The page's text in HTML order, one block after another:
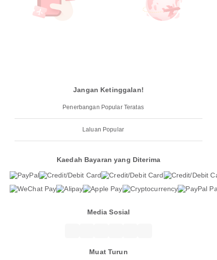
Jangan Ketinggalan!
Penerbangan Popular Teratas
Laluan Popular
Kaedah Bayaran yang Diterima
Media Sosial
Muat Turun